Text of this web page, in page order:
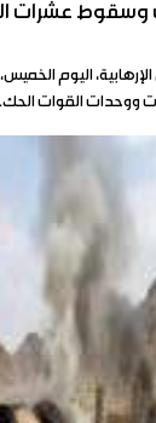
عشرات
اليوم
ووحدات القوات